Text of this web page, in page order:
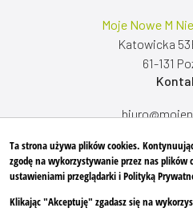
Moje Nowe M
Katowicka
61-131
+48 530
Ta strona używa plików cookies.
zgodę na wykorzystywanie przez nas plików
ustawieniami przeglądarki i Polityką
Klikając "Akceptuję" zgadasz się na